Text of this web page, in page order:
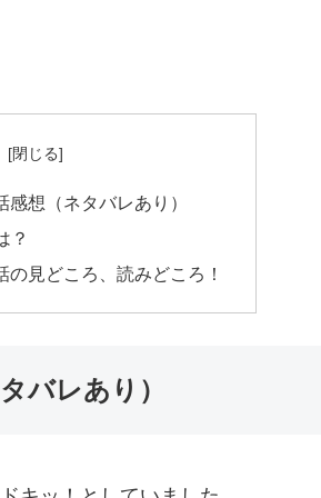
想（ネタバレあり）
？
の見どころ、読みどころ！
バレあり）